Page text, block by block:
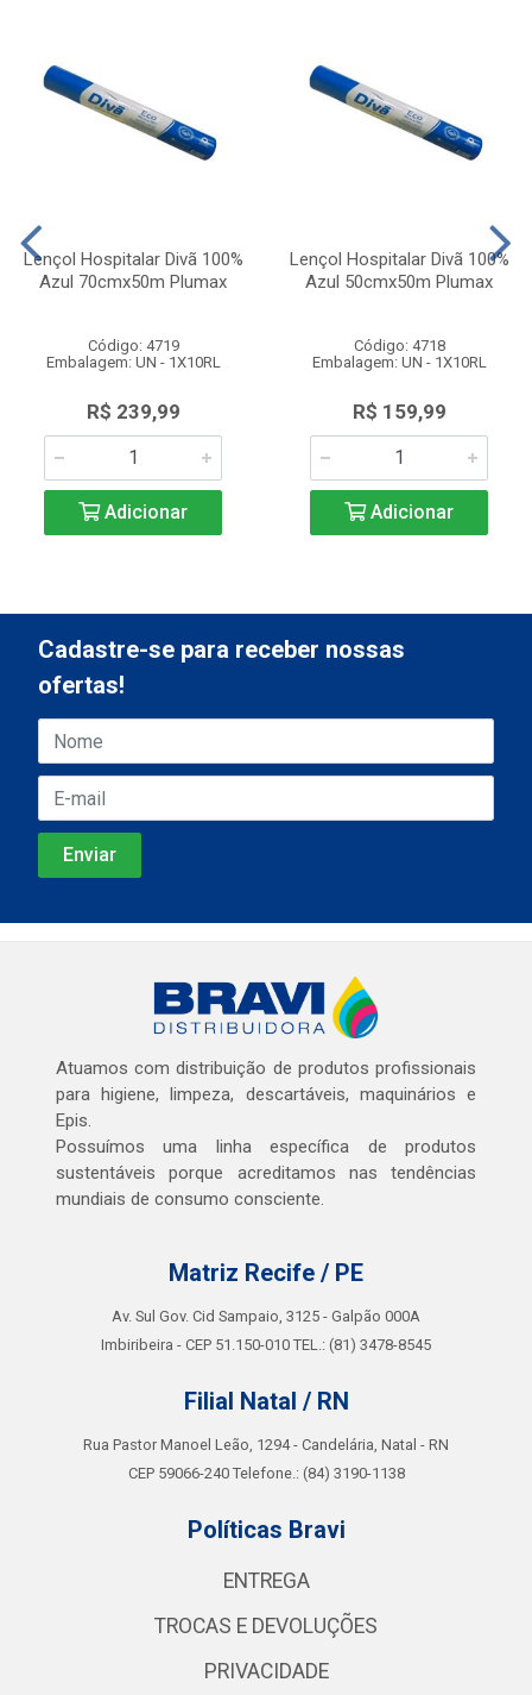
Lençol Hospitalar Divã 100%
Azul 70cmx50m Plumax
Código: 4719
Embalagem: UN - 1X10RL
R$ 239,99
Adicionar
Lençol Hospitalar Divã 100%
Azul 50cmx50m Plumax
Código: 4718
Embalagem: UN - 1X10RL
R$ 159,99
Adicionar
Cadastre-se para receber nossas
ofertas!
Atuamos com distribuição de produtos profissionais
para higiene, limpeza, descartáveis, maquinários e
Epis.
Possuímos uma linha específica de produtos
sustentáveis porque acreditamos nas tendências
mundiais de consumo consciente.
Matriz Recife / PE
Av. Sul Gov. Cid Sampaio, 3125 - Galpão 000A
Imbiribeira - CEP 51.150-010 TEL.: (81) 3478-8545
Filial Natal / RN
Rua Pastor Manoel Leão, 1294 - Candelária, Natal - RN
CEP 59066-240 Telefone.: (84) 3190-1138
Políticas Bravi
ENTREGA
TROCAS E DEVOLUÇÕES
PRIVACIDADE